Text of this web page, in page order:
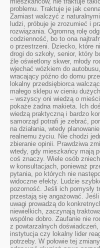
problemu. Traktuje je jak
Zamiast walczyć z
ludzi, próbuje je zrozumieć i
rozwiązania. Ogromną rolę
codzienność, bo to ona
o przestrzeni. Dziecko, które
drogi do szkoły, senior, który
źle oświetlony skwer, młody
wjechać wózkiem do
wracający późno do domu
lokalny przedsiębiorca
małego sklepu w cieniu
– wszyscy oni wiedzą o
pokaże żadna makieta. Ich
wiedzą praktyczną i bardzo
samorząd potrafi je zebrać,
na działania, wtedy
realnemu życiu. Nie chodzi
zbieranie opinii. Prawdziwa
wtedy, gdy mieszkańcy mają
coś znaczy. Wiele osób
w konsultacjach, ponieważ
pytania, po których nie
widoczne efekty. Ludzie
pozorność. Jeśli ich pomysły
przestają się angażować.
uwagi prowadzą do
niewielkich, zaczynają
wspólne dobro. Zaufanie nie
z powtarzalnych
instytucja czy lokalny lider
potrzeby. W połowie tej